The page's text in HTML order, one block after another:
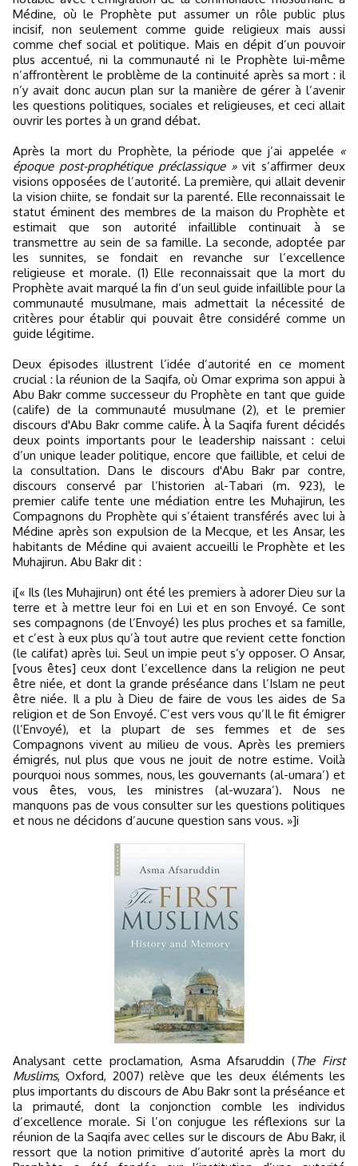
Médine, où le Prophète put assumer un rôle public plus
incisif, non seulement comme guide religieux mais aussi
comme chef social et politique. Mais en dépit d’un pouvoir
plus accentué, ni la communauté ni le Prophète lui-même
n’affrontèrent le problème de la continuité après sa mort : il
n’y avait donc aucun plan sur la manière de gérer à l’avenir
les questions politiques, sociales et religieuses, et ceci allait
ouvrir les portes à un grand débat.
Après la mort du Prophète, la période que j’ai appelée «
époque post-prophétique préclassique »vit s’affirmer deux
visions opposées de l’autorité. La première, qui allait devenir
la vision chiite, se fondait sur la parenté. Elle reconnaissait le
statut éminent des membres de la maison du Prophète et
estimait que son autorité infaillible continuait à se
transmettre au sein de sa famille. La seconde, adoptée par
les sunnites, se fondait en revanche sur l’excellence
religieuse et morale. (1) Elle reconnaissait que la mort du
Prophète avait marqué la fin d’un seul guide infaillible pour la
communauté musulmane, mais admettait la nécessité de
critères pour établir qui pouvait être considéré comme un
guide légitime.
Deux épisodes illustrent l’idée d’autorité en ce moment
crucial : la réunion de la Saqifa, où Omar exprima son appui à
Abu Bakr comme successeur du Prophète en tant que guide
(calife) de la communauté musulmane (2), et le premier
discours d'Abu Bakr comme calife. À la Saqifa furent décidés
deux points importants pour le leadership naissant : celui
d’un unique leader politique, encore que faillible, et celui de
la consultation. Dans le discours d'Abu Bakr par contre,
discours conservé par l’historien al-Tabari (m. 923), le
premier calife tente une médiation entre les Muhajirun, les
Compagnons du Prophète qui s’étaient transférés avec lui à
Médine après son expulsion de la Mecque, et les Ansar, les
habitants de Médine qui avaient accueilli le Prophète et les
Muhajirun. Abu Bakr dit :
i[« Ils (les Muhajirun) ont été les premiers à adorer Dieu sur la
terre et à mettre leur foi en Lui et en son Envoyé. Ce sont
ses compagnons (de l’Envoyé) les plus proches et sa famille,
et c’est à eux plus qu’à tout autre que revient cette fonction
(le califat) après lui. Seul un impie peut s’y opposer. O Ansar,
[vous êtes] ceux dont l’excellence dans la religion ne peut
être niée, et dont la grande préséance dans l’Islam ne peut
être niée. Il a plu à Dieu de faire de vous les aides de Sa
religion et de Son Envoyé. C’est vers vous qu’Il le fit émigrer
(l’Envoyé), et la plupart de ses femmes et de ses
Compagnons vivent au milieu de vous. Après les premiers
émigrés, nul plus que vous ne jouit de notre estime. Voilà
pourquoi nous sommes, nous, les gouvernants (al-umara’) et
vous êtes, vous, les ministres (al-wuzara’). Nous ne
manquons pas de vous consulter sur les questions politiques
et nous ne décidons d’aucune question sans vous. »]i
Analysant cette proclamation, Asma Afsaruddin (The First
Muslims, Oxford, 2007) relève que les deux éléments les
plus importants du discours de Abu Bakr sont la préséance et
la primauté, dont la conjonction comble les individus
d’excellence morale. Si l’on conjugue les réflexions sur la
réunion de la Saqifa avec celles sur le discours de Abu Bakr, il
ressort que la notion primitive d’autorité après la mort du